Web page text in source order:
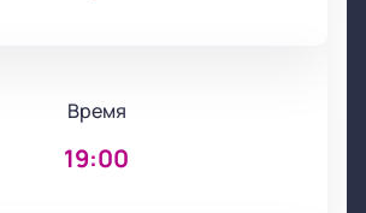
Время
19:00